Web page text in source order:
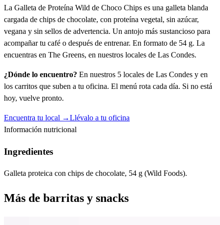
La Galleta de Proteína Wild de Choco Chips es una galleta blanda
cargada de chips de chocolate, con proteína vegetal, sin azúcar,
vegana y sin sellos de advertencia. Un antojo más sustancioso para
acompañar tu café o después de entrenar. En formato de 54 g. La
encuentras en The Greens, en nuestros locales de Las Condes.
¿Dónde lo encuentro? En nuestros 5 locales de Las Condes y en
los carritos que suben a tu oficina. El menú rota cada día. Si no está
hoy, vuelve pronto.
Encuentra tu local →Llévalo a tu oficina
Información nutricional
Ingredientes
Galleta proteica con chips de chocolate, 54 g (Wild Foods).
Más de barritas y snacks